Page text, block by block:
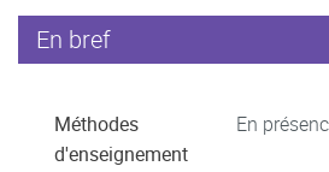
En bref
Méthodes
d'enseignement
En